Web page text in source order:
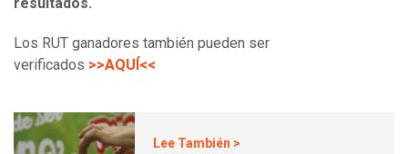
Los RUT ganadores también pueden ser
verificados >>AQUÍ<<
Lee También >